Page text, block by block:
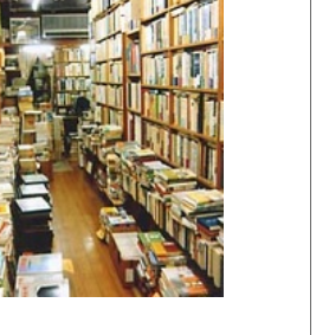
185円 長崎県
185円 大分県
185円 鹿児島県
185円